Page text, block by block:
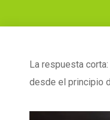
La respuesta
desde el principio